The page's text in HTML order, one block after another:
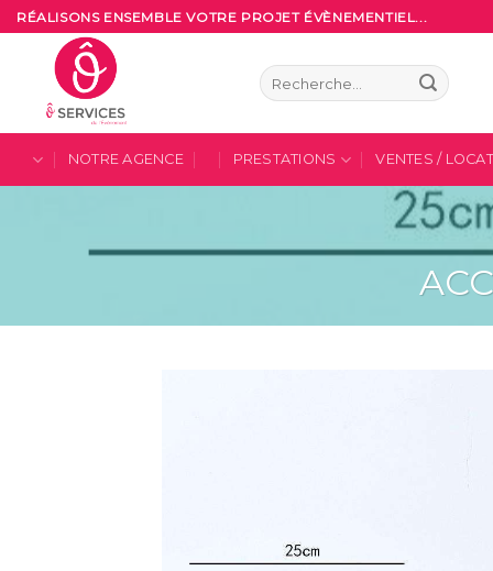
Skip
to
content
RÉALISONS ENSEMBLE VOTRE PROJET ÉVÈNEMENTIEL...
Recherche
pour :
NOTRE AGENCE PRESTATIONS VENTES /